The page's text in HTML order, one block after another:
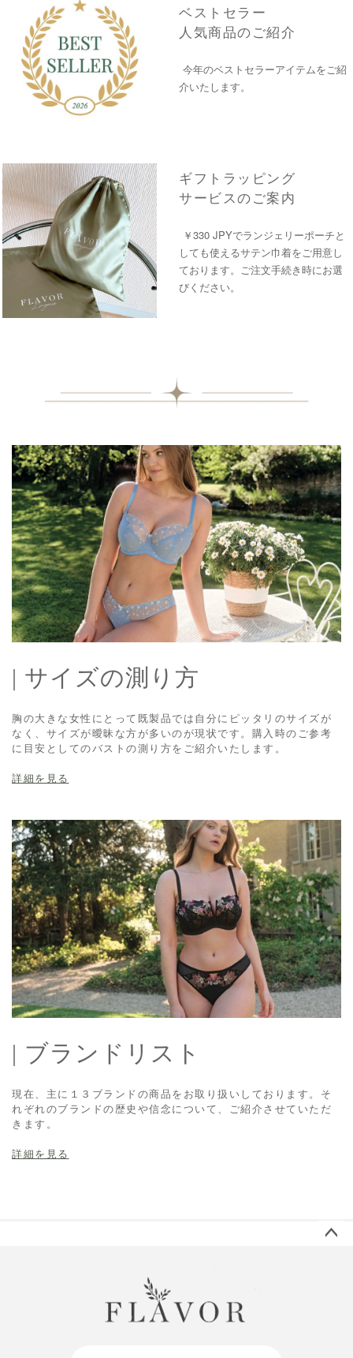
ベストセラー
人気商品のご紹介
今年のベストセラーアイテムをご紹
介いたします。
ギフトラッピング
サービスのご案内
￥330 JPYでランジェリーポーチと
しても使えるサテン巾着をご用意し
ております。ご注文手続き時にお選
びください。
| サイズの測り方
胸の大きな女性にとって既製品では自分にピッタリのサイズが
なく、サイズが曖昧な方が多いのが現状です。購入時のご参考
に目安としてのバストの測り方をご紹介いたします。
詳細を見る
| ブランドリスト
現在、主に１３ブランドの商品をお取り扱いしております。そ
れぞれのブランドの歴史や信念について、ご紹介させていただ
きます。
詳細を見る